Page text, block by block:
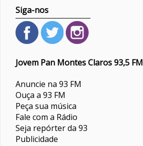
Siga-nos
Jovem Pan Montes Claros 93,5 FM
Anuncie na 93 FM
Ouça a 93 FM
Peça sua música
Fale com a Rádio
Seja repórter da 93
Publicidade